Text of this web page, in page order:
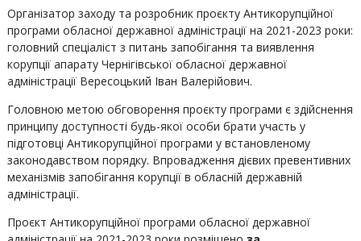
Організатор заходу та розробник проєкту Антикорупційної
програми обласної державної адміністрації на 2021-2023 роки:
головний спеціаліст з питань запобігання та виявлення
корупції апарату Чернігівської обласної державної
адміністрації Вересоцький Іван Валерійович.
Головною метою обговорення проєкту програми є здійснення
принципу доступності будь-якої особи брати участь у
підготовці Антикорупційної програми у встановленому
законодавством порядку. Впровадження дієвих превентивних
механізмів запобігання корупції в обласній державній
адміністрації.
Проєкт Антикорупційної програми обласної державної